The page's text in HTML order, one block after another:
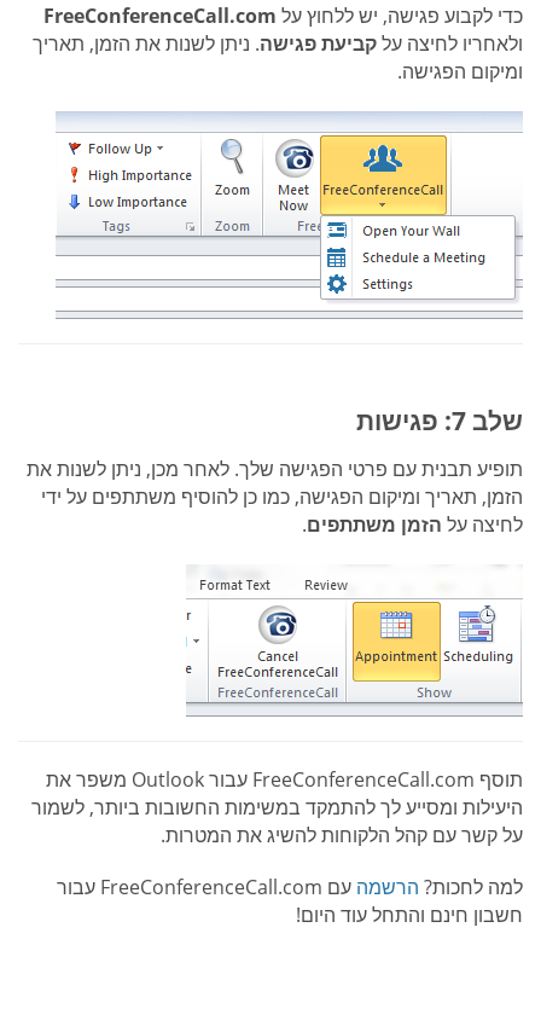
כדי לקבוע פגישה, יש ללחוץ על FreeConferenceCall.com
ולאחריו לחיצה עלקביעת פגישה. ניתן לשנות את הזמן, תאריך
ומיקום הפגישה.
שלב 7: פגישות
תופיע תבנית עם פרטי הפגישה שלך. לאחר מכן, ניתן לשנות את
הזמן, תאריך ומיקום הפגישה, כמו כן להוסיף משתתפים על ידי
לחיצה על הזמן משתתפים.
תוסף FreeConferenceCall.com עבור Outlook משפר את
היעילות ומסייע לך להתמקד במשימות החשובות ביותר, לשמור
על קשר עם קהל הלקוחות להשיג את המטרות.
למה לחכות? הרשמה
עם FreeConferenceCall.com עבור
חשבון חינם והתחל עוד היום!